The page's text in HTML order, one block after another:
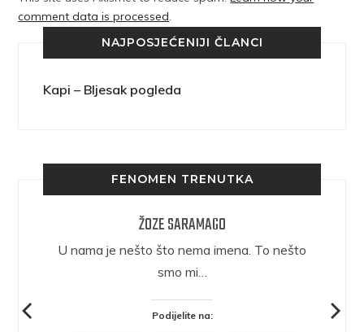
comment data is processed.
NAJPOSJEĆENIJI ČLANCI
Kapi – Bljesak pogleda
FENOMEN TRENUTKA
ŽOZE SARAMAGO
U nama je nešto što nema imena. To nešto
smo mi…
Podijelite na: